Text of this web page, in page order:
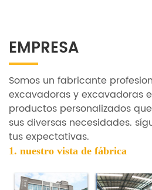
EMPRESA
Somos un fabricante
excavadoras y excavadoras
productos personalizados
sus diversas necesidades.
tus expectativas.
1. nuestro vista de fábrica